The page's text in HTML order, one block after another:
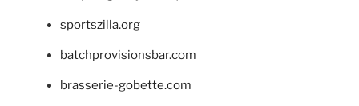
sportszilla.org
batchprovisionsbar.com
brasserie-gobette.com